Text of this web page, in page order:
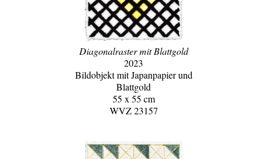
Diagonalraster mit Blattgold
2023
Bildobjekt mit Japanpapier und
Blattgold
55 x 55 cm
WVZ 23157